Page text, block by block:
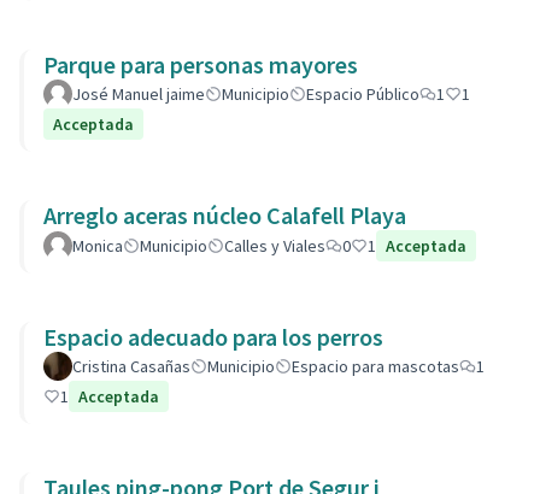
Parque para personas mayores
José Manuel jaime Municipio Espacio Público 1
1
Acceptada
Arreglo aceras núcleo Calafell Playa
Monica Municipio Calles y Viales 0 1 Acceptada
Espacio adecuado para los perros
Cristina Casañas Municipio Espacio para mascotas
1
1 Acceptada
Taules ping-pong Port de Segur i